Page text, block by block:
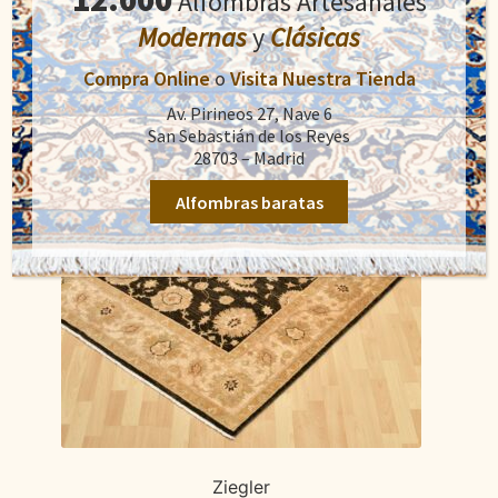
1.400,00€.
900,00€.
Ziegler
ModernasyClásicas
Compra OnlineoVisita Nuestra Tienda
Av. Pirineos 27, Nave 6
San Sebastián de los Reyes
28703 – Madrid
Alfombras baratas